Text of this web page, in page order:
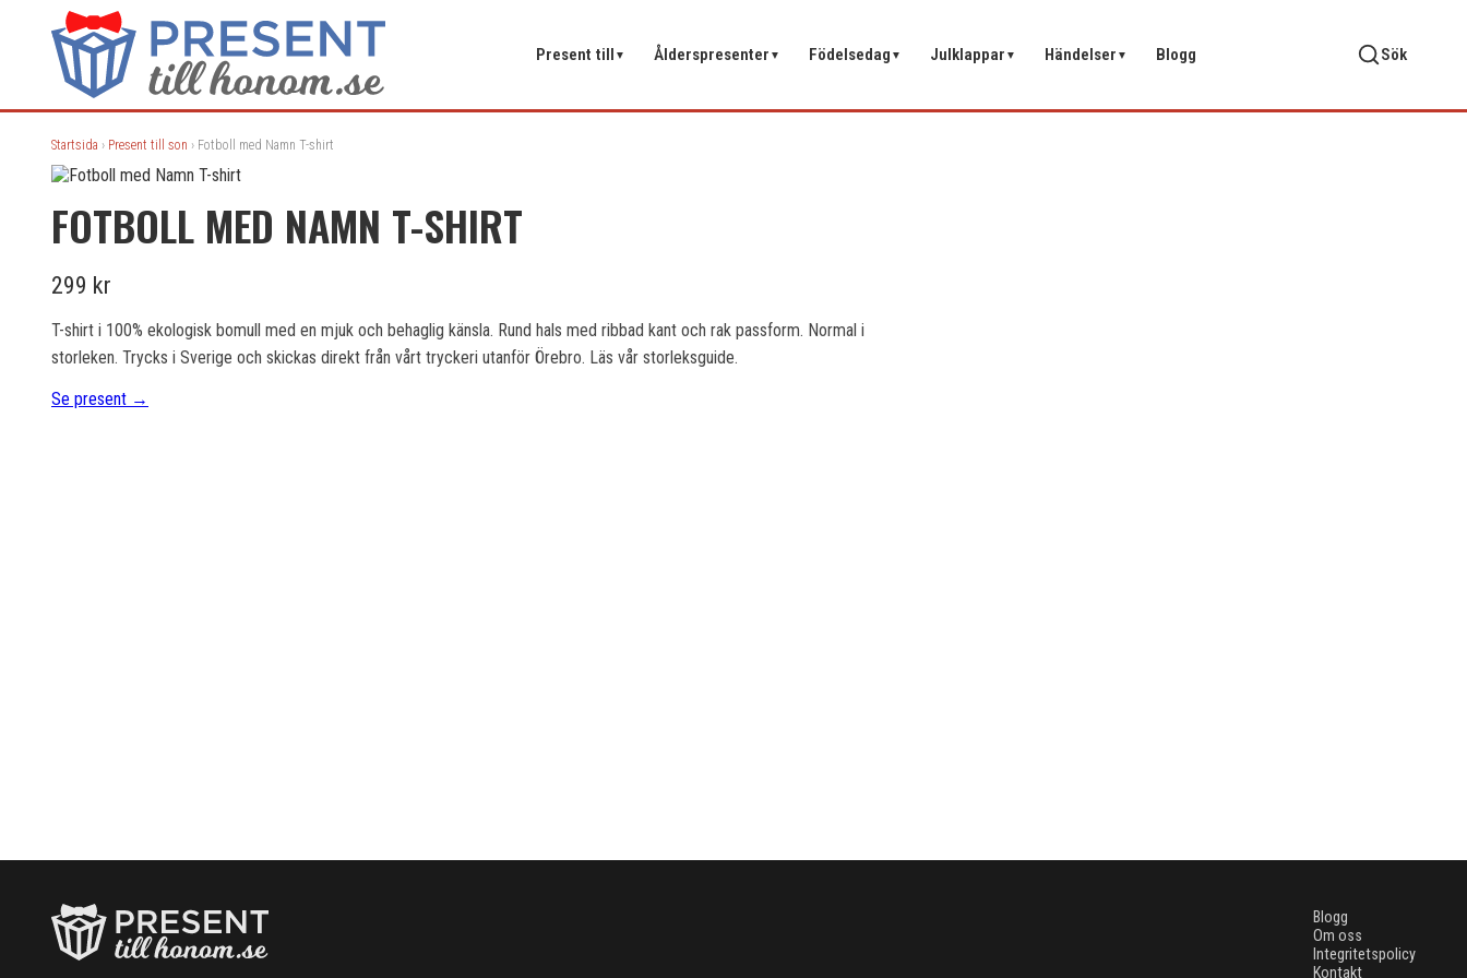
Present till ▼ Ålderspresenter ▼ Födelsedag ▼ Julklappar ▼ Händelser ▼ Blogg Sök
Startsida › Present till son › Fotboll med Namn T-shirt
FOTBOLL MED NAMN T-SHIRT
299 kr
T-shirt i 100% ekologisk bomull med en mjuk och behaglig känsla. Rund hals med ribbad kant och rak passform. Normal i
storleken. Trycks i Sverige och skickas direkt från vårt tryckeri utanför Örebro. Läs vår storleksguide.
Se present →
Blogg
Om oss
Integritetspolicy
Kontakt